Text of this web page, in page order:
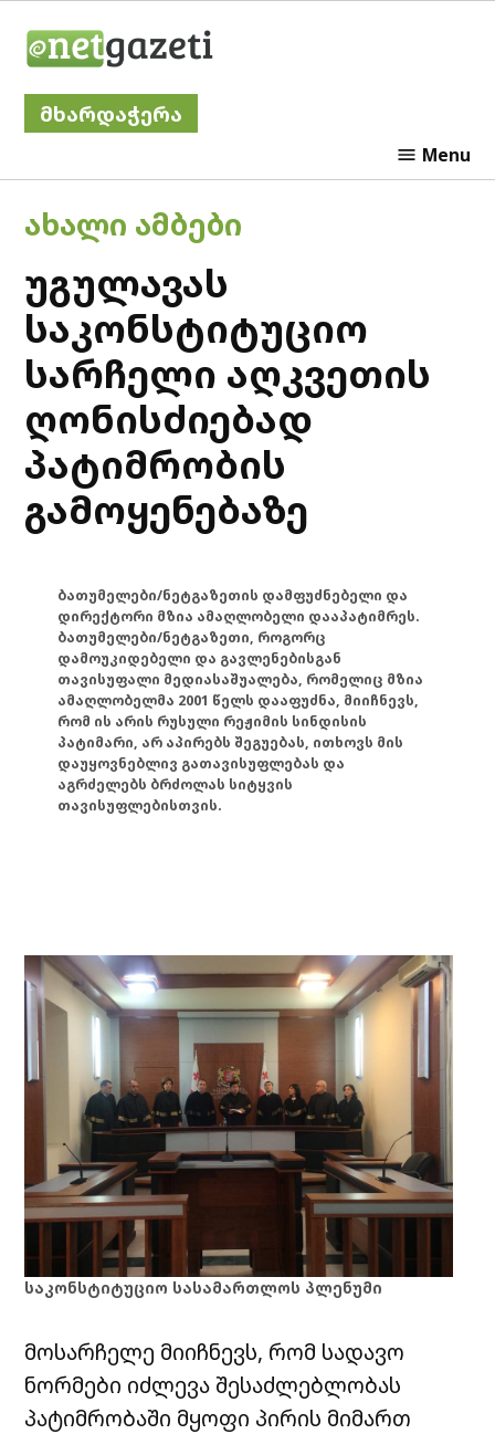
მხარდაჭერა
Menu
POSTED
ᲐᲮᲐᲚᲘ ᲐᲛᲑᲔᲑᲘ
უგულავას
საკონსტიტუციო
სარჩელი აღკვეთის
ღონისძიებად
პატიმრობის
გამოყენებაზე
ბათუმელები/ნეტგაზეთის დამფუძნებელი და
დირექტორი მზია ამაღლობელი დააპატიმრეს.
ბათუმელები/ნეტგაზეთი, როგორც
დამოუკიდებელი და გავლენებისგან
თავისუფალი მედიასაშუალება, რომელიც მზია
ამაღლობელმა 2001 წელს დააფუძნა, მიიჩნევს,
რომ ის არის რუსული რეჟიმის სინდისის
პატიმარი, არ აპირებს შეგუებას, ითხოვს მის
დაუყოვნებლივ გათავისუფლებას და
აგრძელებს ბრძოლას სიტყვის
თავისუფლებისთვის.
საკონსტიტუციო სასამართლოს პლენუმი
მოსარჩელე მიიჩნევს, რომ სადავო
ნორმები იძლევა შესაძლებლობას
პატიმრობაში მყოფი პირის მიმართ